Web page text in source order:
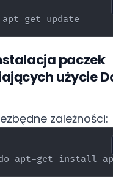
paczek
użycie
zależności: